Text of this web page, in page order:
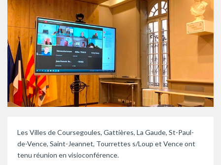
Les Villes de Coursegoules, Gattières, La Gaude, St-Paul-
de-Vence, Saint-Jeannet, Tourrettes s/Loup et Vence ont
tenu réunion en visioconférence.